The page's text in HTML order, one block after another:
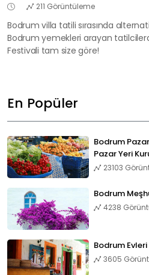
211 Görüntüleme
Bodrum villa tatili sırasında
Bodrum yemekleri arayan
Festivali tam size göre!
En Popüler
Bodrum
Pazar Yeri
23103
Bodrum
4238
Bodrum
3605